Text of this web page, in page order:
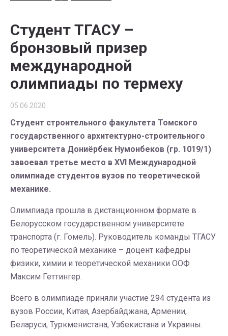
Студент ТГАСУ –
бронзовый призер
международной
олимпиады по термеху
05.06.2020
Студент строительного факультета Томского
государственного архитектурно-строительного
университета Дониёрбек Нумонбеков (гр. 1019/1)
завоевал третье место в XVI Международной
олимпиаде студентов вузов по теоретической
механике.
Олимпиада прошла в дистанционном формате в
Белорусском государственном университете
транспорта (г. Гомель). Руководитель команды ТГАСУ
по теоретической механике – доцент кафедры
физики, химии и теоретической механики ООФ
Максим Геттингер.
Всего в олимпиаде приняли участие 294 студента из
вузов России, Китая, Азербайджана, Армении,
Беларуси, Туркменистана, Узбекистана и Украины.